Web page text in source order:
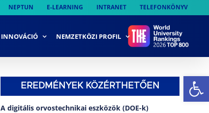
NEPTUN E-LEARNING INTRANET TELEFONKÖNYV
INNOVÁCIÓ NEMZETKÖZI PROFIL
EREDMÉNYEK KÖZÉRTHETŐEN
A digitális orvostechnikai eszközök (DOE-k)